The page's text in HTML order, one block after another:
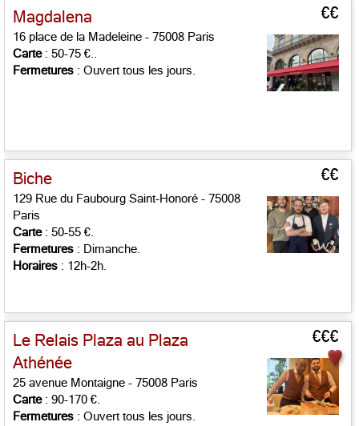
Magdalena €€
16 place de la Madeleine - 75008 Paris
Carte: 50-75 €..
Fermetures : Ouvert tous les jours.
Biche €€
129 Rue du Faubourg Saint-Honoré - 75008
Paris
Carte: 50-55 €.
Fermetures : Dimanche.
Horaires : 12h-2h.
Le Relais Plaza au Plaza
Athénée
€€€
25 avenue Montaigne - 75008 Paris
Carte: 90-170 €.
Fermetures : Ouvert tous les jours.